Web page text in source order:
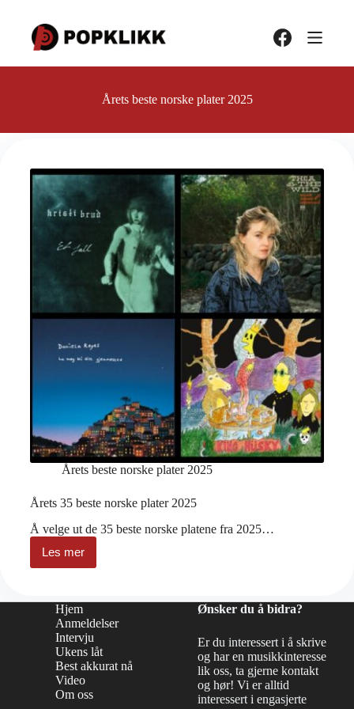
innholdet
Årets beste norske plater 2025
Årets beste norske plater 2025
Årets 35 beste norske plater 2025
Å velge ut de 35 beste norske platene fra 2025…
Les mer
Årets
35
plater
2025
Hjem
Anmeldelser
Intervju
Ukens låt
Best akkurat nå
Video
Om oss
Ønsker du å bidra?
Er du interessert i å skrive
og har en musikkinteresse
lik oss, ta gjerne kontakt
og hør! Vi er alltid
interessert i engasjerte